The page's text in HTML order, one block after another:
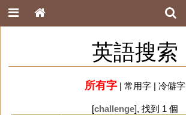
英語搜索
所有字| 常用字| 冷僻字
[challenge], 找到 1 個